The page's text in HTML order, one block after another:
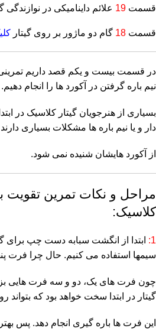
قسمت 19 علائم داینامیکی در نوازندگی
قسمت 18 گام دو ماژور بر روی گیتار
در قسمت بیست و یکم قصد داریم
نیم باره گرفتن در آکورد ها را انجام دهیم.
بسیاری از هنرجویان گیتار کلاسیک در
دار و یا نیم باره ها مشکلات بسیاری
از آکورد هایشان شنیده نمی شود.
مراحل و نکات تمرین تقویت
کلاسیک:
1:
ابتدا از انگشت سبابه دست چپ
سیمها استفاده می کنیم. حال چرا فرت
چون فرت های یک، دو و سه فرت هایی
گیتار در ابتدا سخت خواهد بود که بتواند
این فرت ها باره گیری انجام دهد. پس